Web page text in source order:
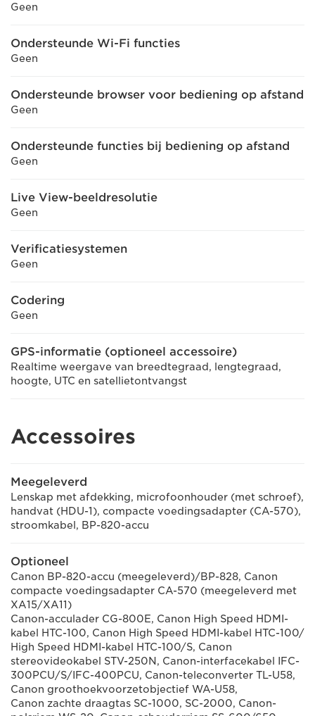
Geen
Ondersteunde Wi-Fi functies
Geen
Ondersteunde browser voor bediening op afstand
Geen
Ondersteunde functies bij bediening op afstand
Geen
Live View-beeldresolutie
Geen
Verificatiesystemen
Geen
Codering
Geen
GPS-informatie (optioneel accessoire)
Realtime weergave van breedtegraad, lengtegraad,
hoogte, UTC en satellietontvangst
Accessoires
Meegeleverd
Lenskap met afdekking, microfoonhouder (met schroef),
handvat (HDU-1), compacte voedingsadapter (CA-570),
stroomkabel, BP-820-accu
Optioneel
Canon BP-820-accu (meegeleverd)/BP-828, Canon
compacte voedingsadapter CA-570 (meegeleverd met
XA15/XA11)
Canon-acculader CG-800E, Canon High Speed HDMI-
kabel HTC-100, Canon High Speed HDMI-kabel HTC-100/
High Speed HDMI-kabel HTC-100/S, Canon
stereovideokabel STV-250N, Canon-interfacekabel IFC-
300PCU/S/IFC-400PCU, Canon-teleconverter TL-U58,
Canon groothoekvoorzetobjectief WA-U58,
Canon zachte draagtas SC-1000, SC-2000, Canon-